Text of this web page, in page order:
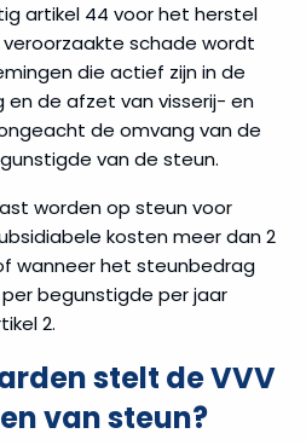
artikel 44 voor het herstel
schade wordt
die actief zijn in de
en de afzet van visserij- en
de omvang van de
van de steun.
worden op steun voor
kosten meer dan 2
wanneer het steunbedrag
begunstigde per jaar
2.
stelt de VVV
van steun?